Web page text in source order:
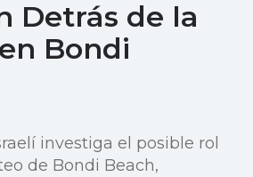
Detrás de la
Bondi
investiga el posible rol
de Bondi Beach,